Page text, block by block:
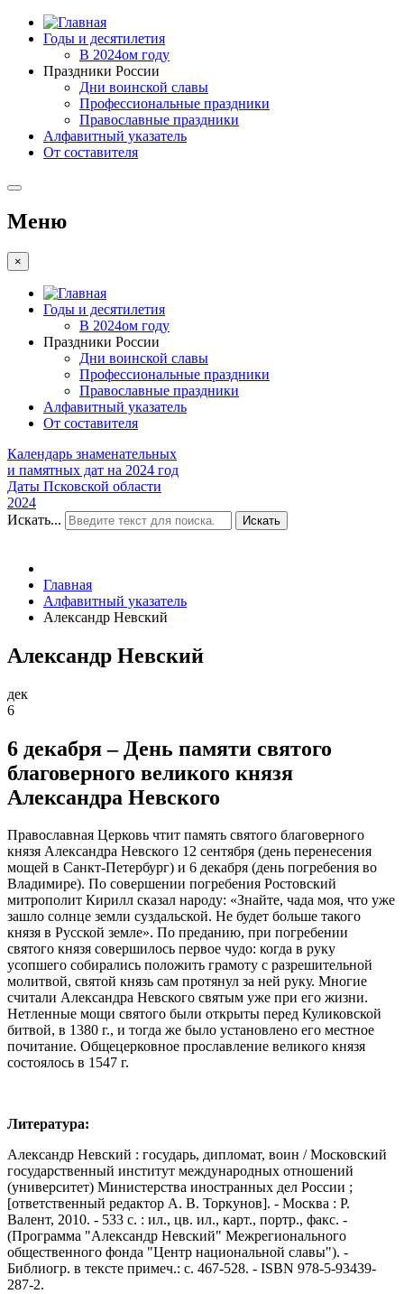
Годы и десятилетия
В 2024ом году
Праздники России
Дни воинской славы
Профессиональные праздники
Православные праздники
Алфавитный указатель
От составителя
Меню
×
Годы и десятилетия
В 2024ом году
Праздники России
Дни воинской славы
Профессиональные праздники
Православные праздники
Алфавитный указатель
От составителя
Календарь знаменательных
и памятных дат на 2024 год
Даты Псковской области
2024
Искать...
Искать
Главная
Алфавитный указатель
Александр Невский
Александр Невский
дек
6
6 декабря – День памяти святого
благоверного великого князя
Александра Невского
Православная Церковь чтит память святого благоверного
князя Александра Невского 12 сентября (день перенесения
мощей в Санкт-Петербург) и 6 декабря (день погребения во
Владимире). По совершении погребения Ростовский
митрополит Кирилл сказал народу: «Знайте, чада моя, что уже
зашло солнце земли суздальской. Не будет больше такого
князя в Русской земле». По преданию, при погребении
святого князя совершилось первое чудо: когда в руку
усопшего собирались положить грамоту с разрешительной
молитвой, святой князь сам протянул за ней руку. Многие
считали Александра Невского святым уже при его жизни.
Нетленные мощи святого были открыты перед Куликовской
битвой, в 1380 г., и тогда же было установлено его местное
почитание. Общецерковное прославление великого князя
состоялось в 1547 г.
Литература:
Александр Невский : государь, дипломат, воин / Московский
государственный институт международных отношений
(университет) Министерства иностранных дел России ;
[ответственный редактор А. В. Торкунов]. - Москва : Р.
Валент, 2010. - 533 с. : ил., цв. ил., карт., портр., факс. -
(Программа "Александр Невский" Межрегионального
общественного фонда "Центр национальной славы"). -
Библиогр. в тексте примеч.: с. 467-528. - ISBN 978-5-93439-
287-2.